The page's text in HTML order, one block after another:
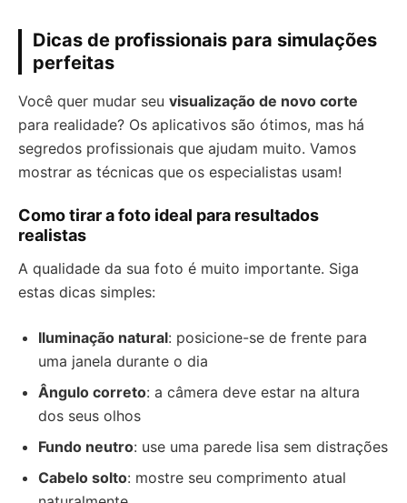
Dicas de profissionais para simulações
perfeitas
Você quer mudar seu visualização de novo corte
para realidade? Os aplicativos são ótimos, mas há
segredos profissionais que ajudam muito. Vamos
mostrar as técnicas que os especialistas usam!
Como tirar a foto ideal para resultados
realistas
A qualidade da sua foto é muito importante. Siga
estas dicas simples:
Iluminação natural: posicione-se de frente para
uma janela durante o dia
Ângulo correto: a câmera deve estar na altura
dos seus olhos
Fundo neutro: use uma parede lisa sem distrações
Cabelo solto: mostre seu comprimento atual